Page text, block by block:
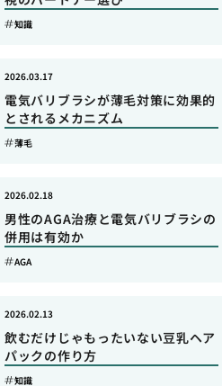
知識
電気バリブラシが薄毛対策に効果的
とされるメカニズム
2026.03.17
薄毛
男性のAGA治療と電気バリブラシの
併用は有効か
2026.02.18
AGA
飲むだけじゃもったいない豆乳ヘア
パックの作り方
2026.02.13
知識